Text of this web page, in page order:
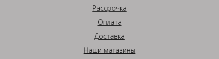
Рассрочка
Оплата
Доставка
Наши магазины